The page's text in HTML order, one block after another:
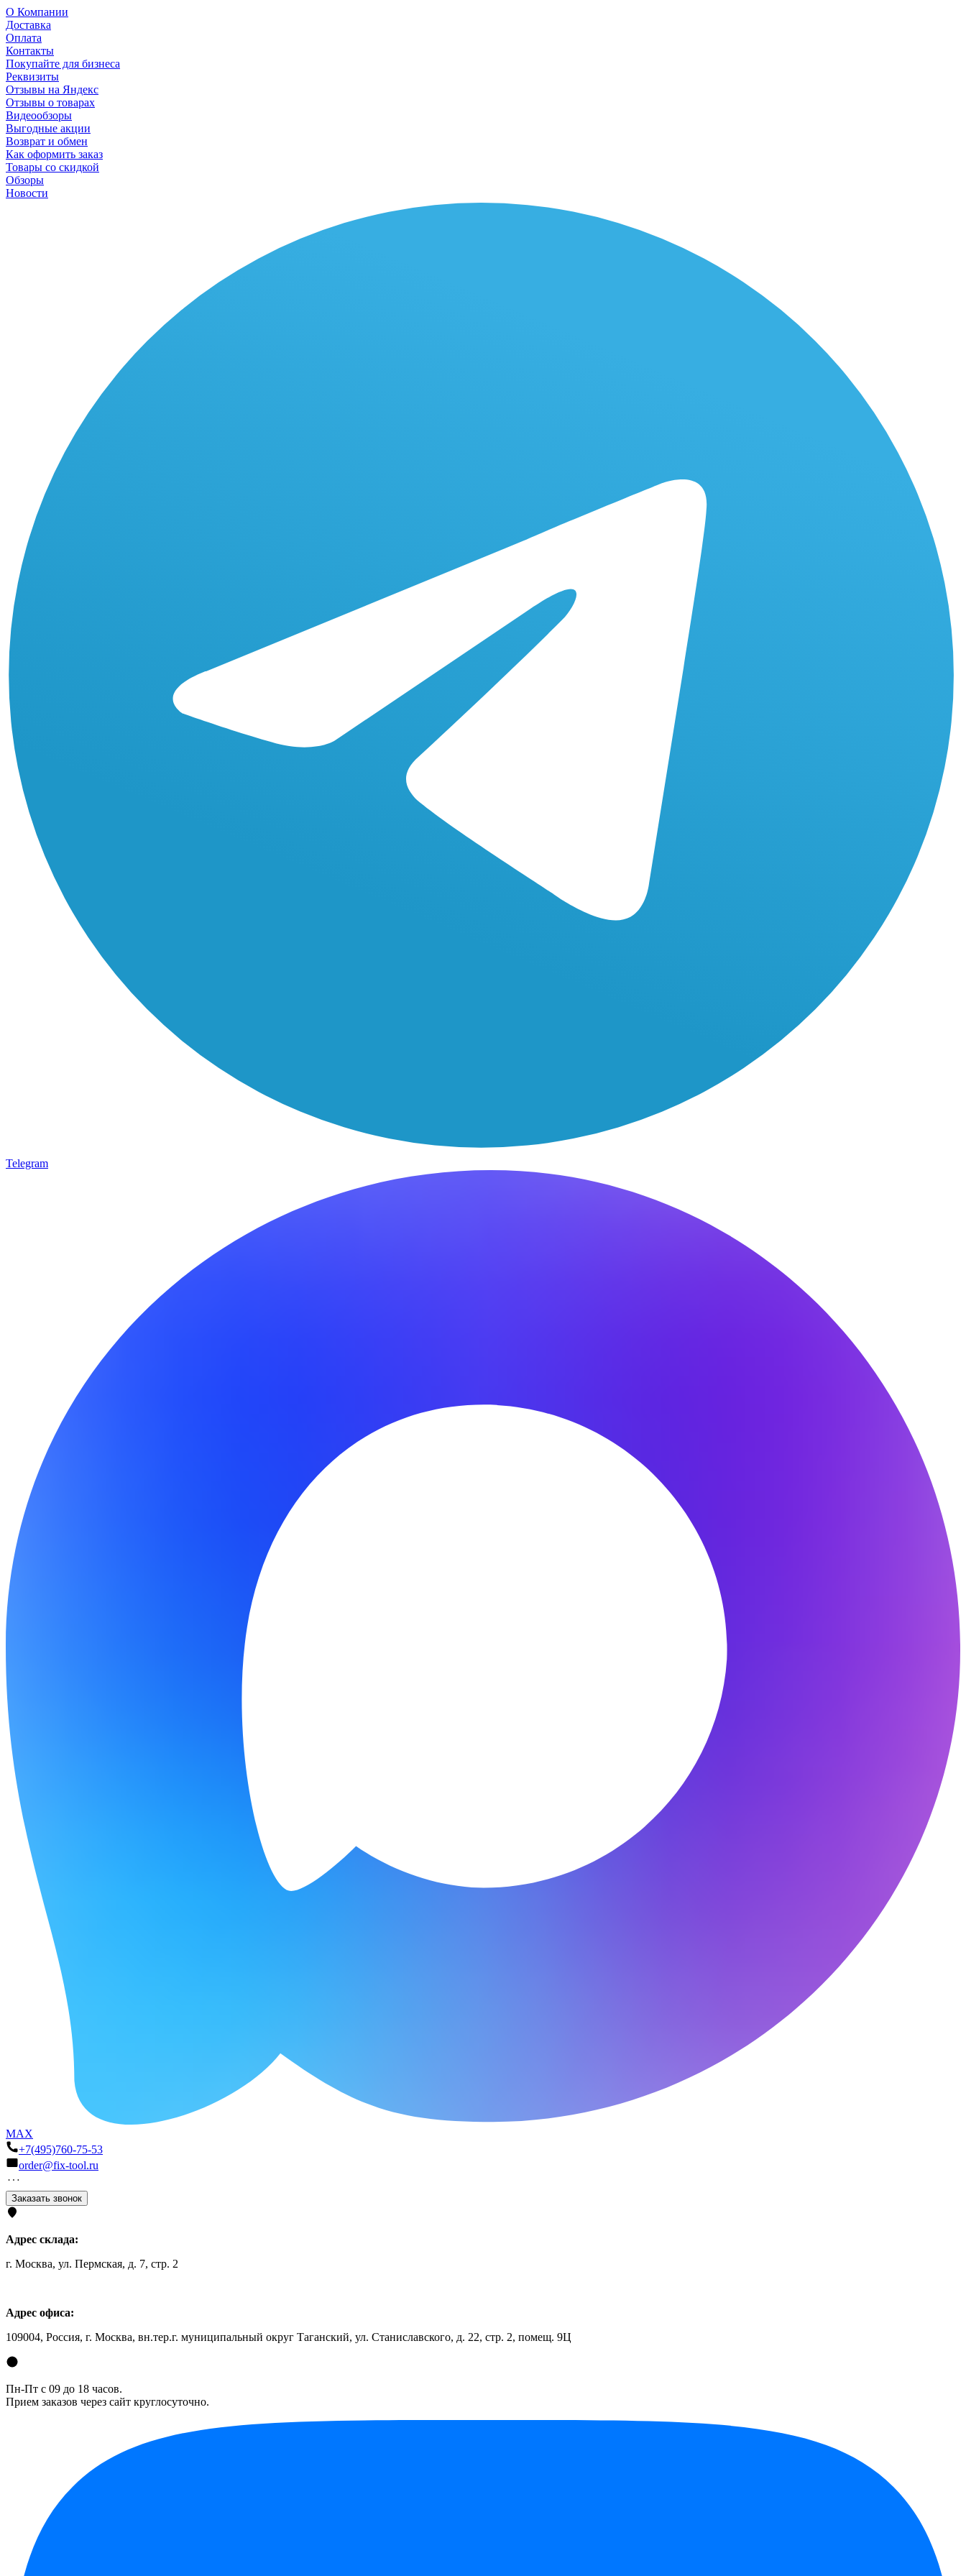
О Компании
Доставка
Оплата
Контакты
Покупайте для бизнеса
Реквизиты
Отзывы на Яндекс
Отзывы о товарах
Видеообзоры
Выгодные акции
Возврат и обмен
Как оформить заказ
Товары со скидкой
Обзоры
Новости
Telegram
MAX
+7(495)760-75-53
order@fix-tool.ru
Заказать звонок
Адрес склада:
г. Москва, ул. Пермская, д. 7, стр. 2
Адрес офиса:
109004, Россия, г. Москва, вн.тер.г. муниципальный округ Таганский, ул. Станиславского, д. 22, стр. 2, помещ. 9Ц
Пн-Пт с 09 до 18 часов.
Прием заказов через сайт круглосуточно.